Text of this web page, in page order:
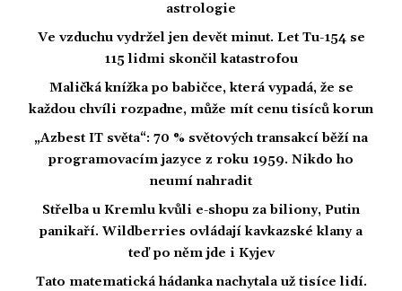
astrologie
Ve vzduchu vydržel jen devět minut. Let Tu-154 se
115 lidmi skončil katastrofou
Maličká knížka po babičce, která vypadá, že se
každou chvíli rozpadne, může mít cenu tisíců korun
„Azbest IT světa“: 70 % světových transakcí běží na
programovacím jazyce z roku 1959. Nikdo ho
neumí nahradit
Střelba u Kremlu kvůli e-shopu za biliony, Putin
panikaří. Wildberries ovládají kavkazské klany a
teď po něm jde i Kyjev
Tato matematická hádanka nachytala už tisíce lidí.